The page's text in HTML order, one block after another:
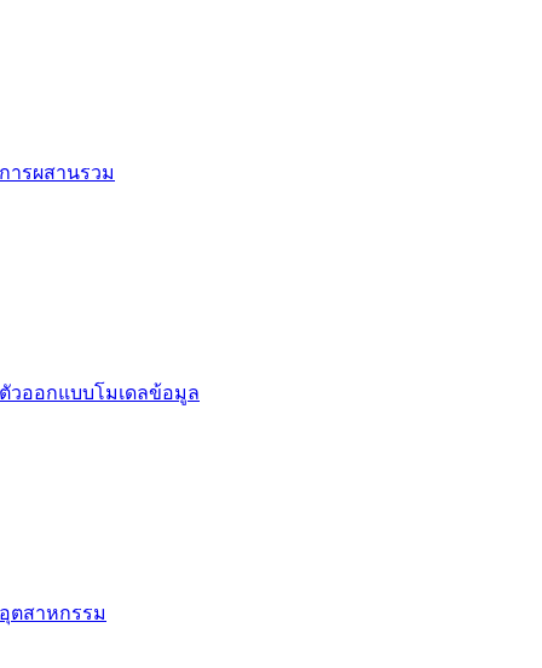
การผสานรวม
ตัวออกแบบโมเดลข้อมูล
อุตสาหกรรม